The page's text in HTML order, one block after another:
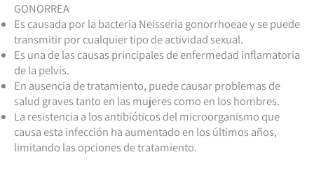
GONORREA
Es causada por la bacteria Neisseria gonorrhoeae y se puede
transmitir por cualquier tipo de actividad sexual.
Es una de las causas principales de enfermedad inflamatoria
de la pelvis.
En ausencia de tratamiento, puede causar problemas de
salud graves tanto en las mujeres como en los hombres.
La resistencia a los antibióticos del microorganismo que
causa esta infección ha aumentado en los últimos años,
limitando las opciones de tratamiento.